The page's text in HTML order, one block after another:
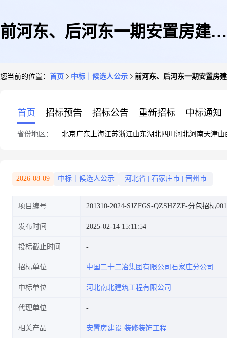
前河东、后河东一期安置房建设
您当前的位置： 首页 中标｜候选人公示 前河东、后河东一期安置房
首页 招标预告 招标公告 重新招标 中标通知
省份地区： 北京广东 上海江苏浙江山东湖北四川 河北河南天津山
2026-08-09 中标｜候选人公示 河北省 石家庄市 晋州市
项目编号 201310-2024-SJZFGS-QZSHZZF-分包招标
发布时间 2025-02-14 15:11:54
投标截止时间
招标单位 中国二十二冶集团有限公司石家庄分公司
中标单位 河北南北建筑工程有限公司
代理单位
相关产品 安置房建设 装修装饰工程